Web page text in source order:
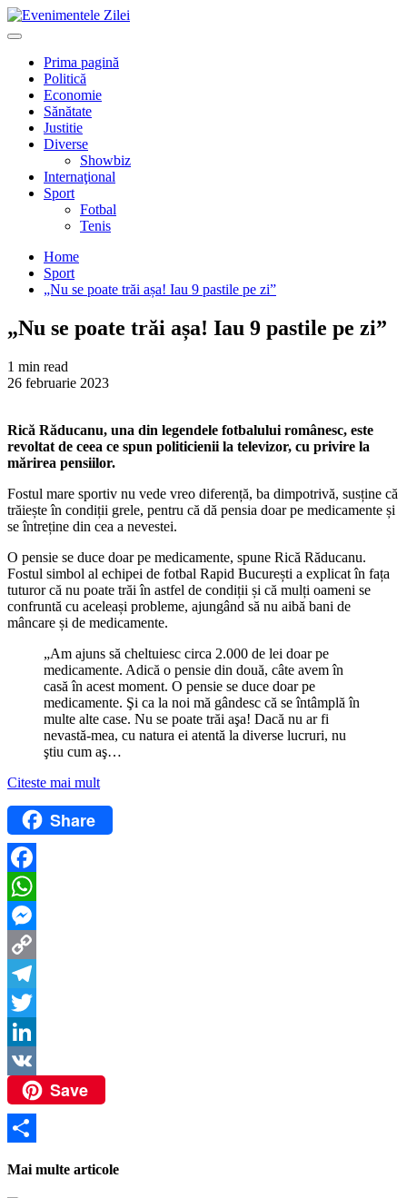
Mergi
la
Primary
Prima pagină
Politică
Economie
Sănătate
Justitie
Diverse
Showbiz
Internaţional
Sport
Fotbal
Tenis
Home
Sport
„Nu se poate trăi așa! Iau 9 pastile pe zi”
„Nu se poate trăi așa! Iau 9 pastile pe zi”
1 min read
26 februarie 2023
Rică Răducanu, una din legendele fotbalului românesc, este
revoltat de ceea ce spun politicienii la televizor, cu privire la
mărirea pensiilor.
Fostul mare sportiv nu vede vreo diferență, ba dimpotrivă, susține că
trăiește în condiții grele, pentru că dă pensia doar pe medicamente și
se întreține din cea a nevestei.
O pensie se duce doar pe medicamente, spune Rică Răducanu.
Fostul simbol al echipei de fotbal Rapid București a explicat în fața
tuturor că nu poate trăi în astfel de condiții și că mulți oameni se
confruntă cu aceleași probleme, ajungând să nu aibă bani de
mâncare și de medicamente.
„Am ajuns să cheltuiesc circa 2.000 de lei doar pe
medicamente. Adică o pensie din două, câte avem în
casă în acest moment. O pensie se duce doar pe
medicamente. Şi ca la noi mă gândesc că se întâmplă în
multe alte case. Nu se poate trăi aşa! Dacă nu ar fi
nevastă-mea, cu natura ei atentă la diverse lucruri, nu
ştiu cum aş…
Citeste mai mult
Share
Facebook
WhatsApp
Messenger
Copy
Link
Telegram
Twitter
LinkedIn
VK
Save
Mai multe articole